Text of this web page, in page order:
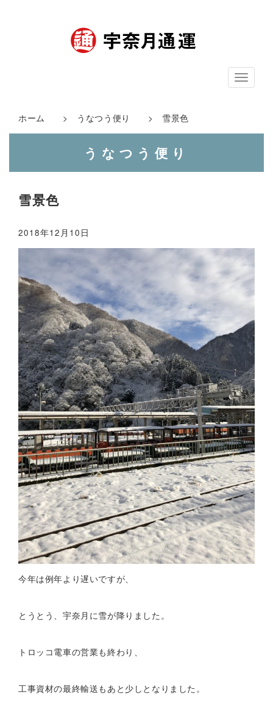
ナ
ー
ョ
ホーム > うなつう便り > 雪景色
うなつう便り
雪景色
2018年12月10日
今年は例年より遅いですが、
とうとう、宇奈月に雪が降りました。
トロッコ電車の営業も終わり、
工事資材の最終輸送もあと少しとなりました。